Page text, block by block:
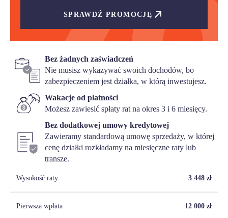
SPRAWDŹ PROMOCJĘ
Bez żadnych zaświadczeń
Nie musisz wykazywać swoich dochodów, bo
zabezpieczeniem jest działka, w którą inwestujesz.
Wakacje od płatności
Możesz zawiesić spłaty rat na okres 3 i 6 miesięcy.
Bez dodatkowej umowy kredytowej
Zawieramy standardową umowę sprzedaży, w której
cenę działki rozkładamy na miesięczne raty lub
transze.
Wysokość raty 3 448 zł
Pierwsza wpłata 12 000 zł